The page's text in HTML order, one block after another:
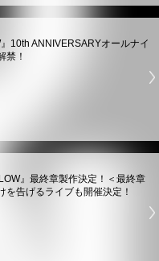
』10th ANNIVERSARYオールナイ
禁！
』最終章製作決定！＜最終章
を告げるライブも開催決定！